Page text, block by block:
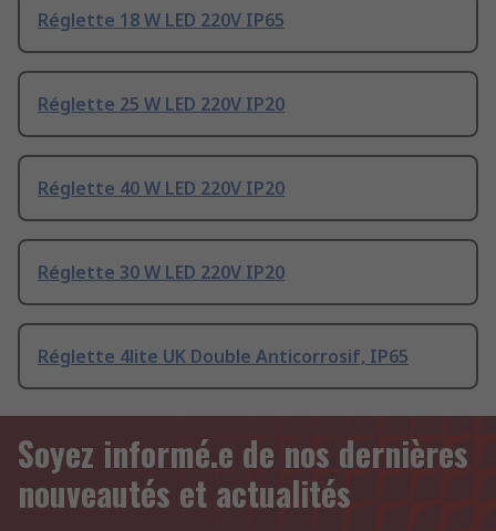
Réglette 18 W LED 220V IP65
Réglette 25 W LED 220V IP20
Réglette 40 W LED 220V IP20
Réglette 30 W LED 220V IP20
Réglette 4lite UK Double Anticorrosif, IP65
Soyez informé.e de nos dernières
nouveautés et actualités